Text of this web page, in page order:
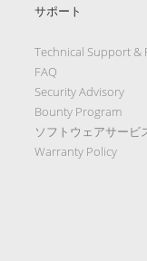
サポート
Technical Support &
FAQ
Security Advisory
Bounty Program
ソフトウェアサービ
Warranty Policy